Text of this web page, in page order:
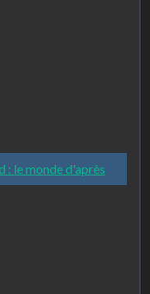
: le monde d'après